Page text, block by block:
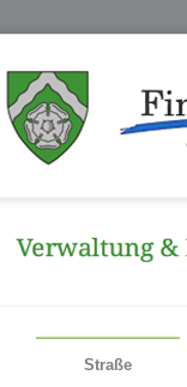
Straße